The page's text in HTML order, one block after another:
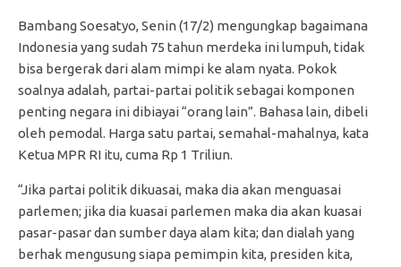
Bambang Soesatyo, Senin (17/2) mengungkap bagaimana
Indonesia yang sudah 75 tahun merdeka ini lumpuh, tidak
bisa bergerak dari alam mimpi ke alam nyata. Pokok
soalnya adalah, partai-partai politik sebagai komponen
penting negara ini dibiayai “orang lain”. Bahasa lain, dibeli
oleh pemodal. Harga satu partai, semahal-mahalnya, kata
Ketua MPR RI itu, cuma Rp 1 Triliun.
“Jika partai politik dikuasai, maka dia akan menguasai
parlemen; jika dia kuasai parlemen maka dia akan kuasai
pasar-pasar dan sumber daya alam kita; dan dialah yang
berhak mengusung siapa pemimpin kita, presiden kita,